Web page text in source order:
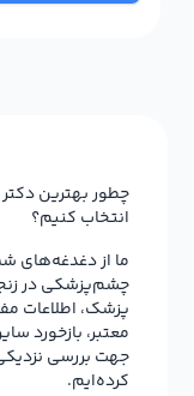
چطور بهترین
انتخاب کنیم؟
ما از دغدغه‌های
چشم‌پزشکی در
پزشک، اطلاعات
معتبر، بازخورد
جهت بررسی
کرده‌ایم.